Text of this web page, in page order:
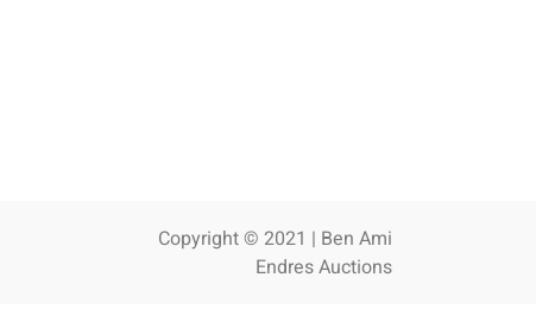
Copyright © 2021 | Ben Ami
Endres Auctions